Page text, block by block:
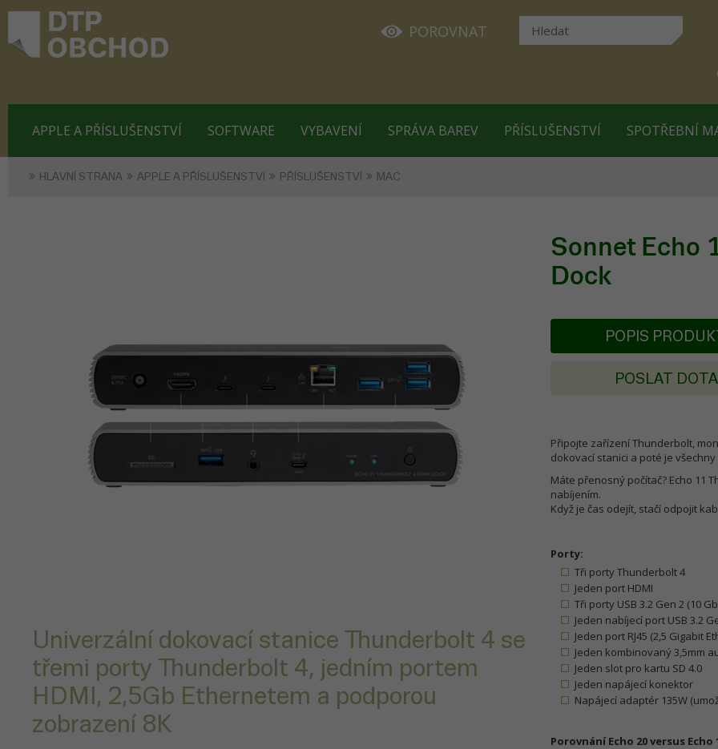
POROVNAT
APPLE A PŘÍSLUŠENSTVÍ SOFTWARE VYBAVENÍ SPRÁVA BAREV PŘÍSLUŠENSTVÍ SPOTŘEBNÍ
HLAVNÍ STRANA APPLE A PŘÍSLUŠENSTVÍ PŘÍSLUŠENSTVÍ MAC
Sonnet Echo
Dock
Univerzální dokovací stanice Thunderbolt 4 se
třemi porty Thunderbolt 4, jedním portem
HDMI, 2,5Gb Ethernetem a podporou
zobrazení 8K
POPIS
POSLAT
Připojte zařízení Thunderbolt,
dokovací stanici a poté je
Máte přenosný počítač? Echo 11
nabíjením.
Když je čas odejít, stačí odpojit
Porty:
Tři porty Thunderbolt 4
Jeden port HDMI
Tři porty USB 3.2 Gen 2 (10
Jeden nabíjecí port USB 3.2
Jeden port RJ45 (2,5 Gigabit
Jeden kombinovaný 3,5mm
Jeden slot pro kartu SD 4.0
Jeden napájecí konektor
Napájecí adaptér 135W
Porovnání Echo 20 versus Echo